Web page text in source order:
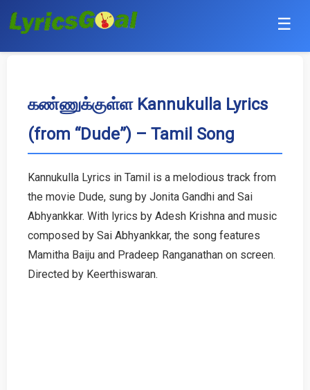
☰
Hindi
Bollywood
English
Tamil
கண்ணுக்குள்ள Kannukulla Lyrics
(from “Dude”) – Tamil Song
Kannukulla Lyrics in Tamil is a melodious track from
the movie Dude, sung by Jonita Gandhi and Sai
Abhyankkar. With lyrics by Adesh Krishna and music
composed by Sai Abhyankkar, the song features
Mamitha Baiju and Pradeep Ranganathan on screen.
Directed by Keerthiswaran.